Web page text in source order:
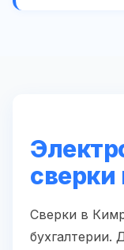
Сверки в
бухгалтерии.